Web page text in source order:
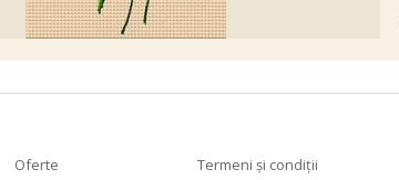
Oferte Termeni și condiții